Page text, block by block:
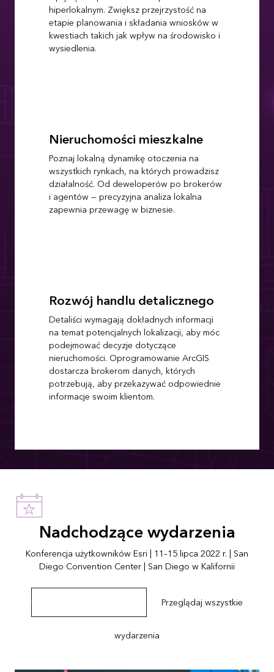
hiperlokalnym. Zwiększ przejrzystość na
etapie planowania i składania wniosków w
kwestiach takich jak wpływ na środowisko i
wysiedlenia.
Nieruchomości mieszkalne
Poznaj lokalną dynamikę otoczenia na
wszystkich rynkach, na których prowadzisz
działalność. Od deweloperów po brokerów
i agentów — precyzyjna analiza lokalna
zapewnia przewagę w biznesie.
Rozwój handlu detalicznego
Detaliści wymagają dokładnych informacji
na temat potencjalnych lokalizacji, aby móc
podejmować decyzje dotyczące
nieruchomości. Oprogramowanie ArcGIS
dostarcza brokerom danych, których
potrzebują, aby przekazywać odpowiednie
informacje swoim klientom.
Nadchodzące wydarzenia
Konferencja użytkowników Esri | 11–15 lipca 2022 r. | San
Diego Convention Center | San Diego w Kalifornii
Poznaj szczegóły wydarzenia Przeglądaj wszystkie
wydarzenia